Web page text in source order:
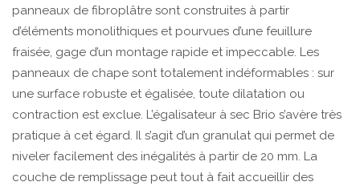
panneaux de fibroplâtre sont construites à partir
d’éléments monolithiques et pourvues d’une feuillure
fraisée, gage d’un montage rapide et impeccable. Les
panneaux de chape sont totalement indéformables : sur
une surface robuste et égalisée, toute dilatation ou
contraction est exclue. L’égalisateur à sec Brio s’avère très
pratique à cet égard. Il s’agit d’un granulat qui permet de
niveler facilement des inégalités à partir de 20 mm. La
couche de remplissage peut tout à fait accueillir des